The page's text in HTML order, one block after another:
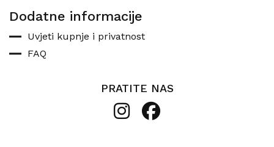
Dodatne informacije
Uvjeti kupnje i privatnost
FAQ
PRATITE NAS